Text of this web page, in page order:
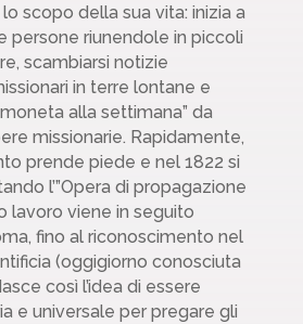
scopo della sua vita: inizia a
persone riunendole in piccoli
scambiarsi notizie
in terre lontane e
alla settimana” da
missionarie. Rapidamente,
prende piede e nel 1822 si
l’”Opera di propagazione
lavoro viene in seguito
fino al riconoscimento nel
(oggigiorno conosciuta
così l’idea di essere
e universale per pregare gli